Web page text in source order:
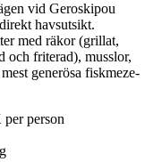
vid Geroskipou
havsutsikt.
med räkor (grillat,
och friterad), musslor,
generösa fiskmeze-
person